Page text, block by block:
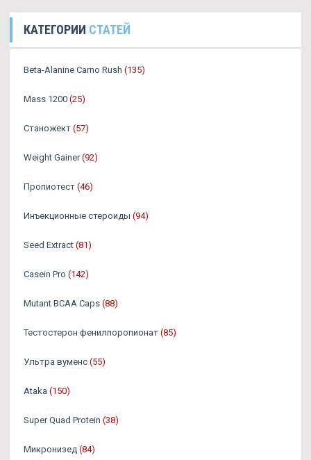
КАТЕГОРИИ СТАТЕЙ
Beta-Alanine Carno Rush (135)
Mass 1200 (25)
Станожект (57)
Weight Gainer (92)
Пропиотест (46)
Инъекционные стероиды (94)
Seed Extract (81)
Casein Pro (142)
Mutant BCAA Caps (88)
Тестостерон фенилпоропионат (85)
Ультра вуменс (55)
Ataka (150)
Super Quad Protein (38)
Микронизед (84)